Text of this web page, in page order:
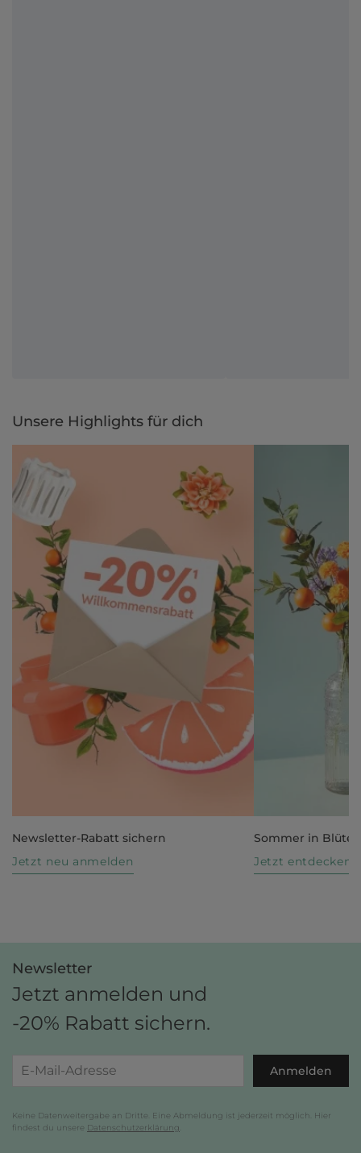
Unsere Highlights für dich
Newsletter-Rabatt sichern
Jetzt neu anmelden
Sommer in Blüte
Jetzt entdecken
Newsletter
Jetzt anmelden und
-20% Rabatt sichern.
Anmelden
Keine Datenweitergabe an Dritte. Eine Abmeldung ist jederzeit möglich. Hier
findest du unsere Datenschutzerklärung